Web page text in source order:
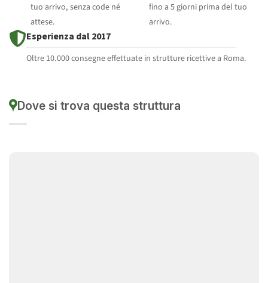
tuo arrivo, senza code né
attese.
fino a 5 giorni prima del tuo
arrivo.
Esperienza dal 2017
Oltre 10.000 consegne effettuate in strutture ricettive a Roma.
Dove si trova questa struttura